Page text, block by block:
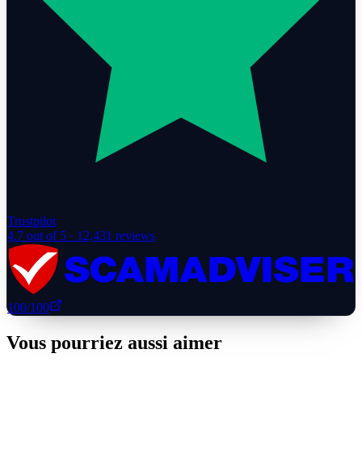
Trustpilot
4.7 out of 5 · 12,431 reviews
100/100
Vous pourriez aussi aimer